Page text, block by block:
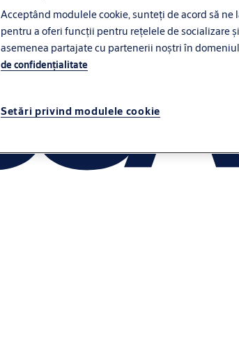
Acceptând modulele cookie, sunteți de acord să
pentru a oferi funcții pentru rețelele de socializare
asemenea partajate cu partenerii noștri în
de confidenţialitate
Setări privind modulele cookie